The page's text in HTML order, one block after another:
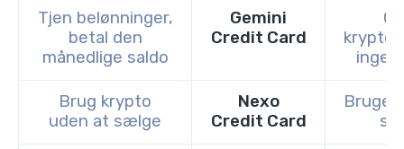
Tjen belønninger,
betal den
månedlige saldo
Gemini
Credit Card
Brug krypto
uden at sælge
Nexo
Credit Card
Bruger